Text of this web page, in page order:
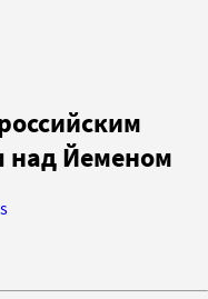
над Йеменом